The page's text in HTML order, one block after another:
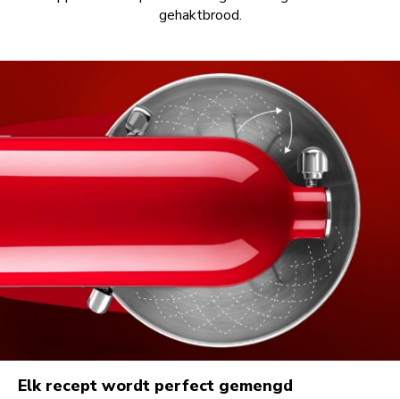
gehaktbrood.
Elk recept wordt perfect gemengd